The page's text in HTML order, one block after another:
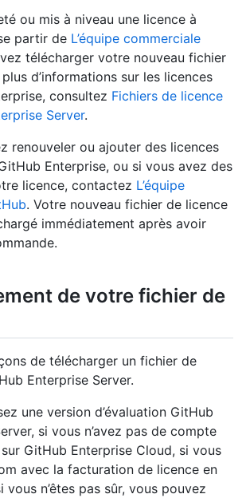
ou mis à niveau une licence à
partir de L’équipe commerciale
télécharger votre nouveau fichier
d’informations sur les licences
consultez Fichiers de licence
Server.
renouveler ou ajouter des licences
Enterprise, ou si vous avez des
licence, contactez L’équipe
. Votre nouveau fichier de licence
immédiatement après avoir
de votre fichier de
de télécharger un fichier de
Enterprise Server.
une version d’évaluation GitHub
si vous n’avez pas de compte
sur GitHub Enterprise Cloud, si vous
avec la facturation de licence en
vous n’êtes pas sûr, vous pouvez